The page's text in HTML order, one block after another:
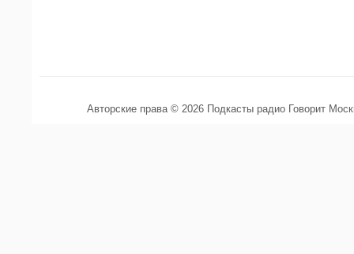
Авторские права © 2026 Подкасты радио Говорит